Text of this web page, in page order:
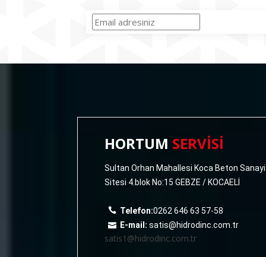
HORTUM SERVİSİ
Sultan Orhan Mahallesi Koca Beton Sanayi
Sitesi 4.blok No:15 GEBZE / KOCAELİ
Telefon:0262 646 63 57-58
E-mail: satis@hidrodinc.com.tr
satis1@hidrodinc.com.tr